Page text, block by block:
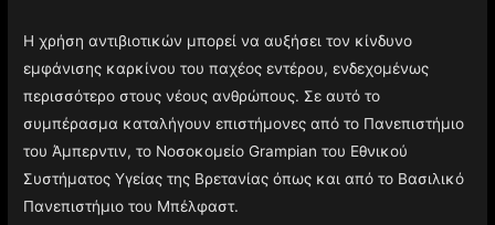
Η χρήση αντιβιοτικών μπορεί να αυξήσει τον κίνδυνο
εμφάνισης καρκίνου του παχέος εντέρου, ενδεχομένως
περισσότερο στους νέους ανθρώπους. Σε αυτό το
συμπέρασμα καταλήγουν επιστήμονες από το Πανεπιστήμιο
του Άμπερντιν, το Νοσοκομείο Grampian του Εθνικού
Συστήματος Υγείας της Βρετανίας όπως και από το Βασιλικό
Πανεπιστήμιο του Μπέλφαστ.